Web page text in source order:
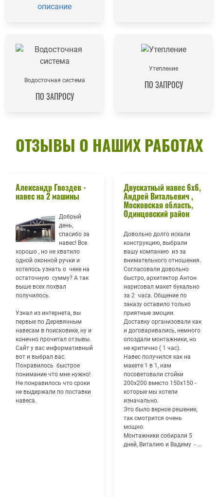
описание
Водосточная система
ПО ЗАПРОСУ
Утепление
ПО ЗАПРОСУ
ОТЗЫВЫ О НАШИХ РАБОТАХ
Александр Гвоздев -
навес на 2 машины
Добрый
день,
спасибо за
навес! Все
хорошо , но не хватило
одной оконной ручки и
хотелось узнать о чеке на
остаточную сумму? А так
выше всех похвал
получилось.
Узнал из интернета, вы
первые по Деревянным
навесам в поисковике, ну и
конечно прочитал отзывы.
Сайт у вас информативный
вот и выбрал вас.
Понравилось быстрое
понимание что мне нужно!
Не понравилось что сроки
не выдержали по поставки
навеса.
Двускатный навес 6х6,
Андрей Витальевич ,
Московская область,
Одинцовский район
Довольно долго искали
конструкцию, выбрали
вашу компанию из за
внимательного отношения.
Согласовали довольно
быстро, архитектор Антон
нарисовал макет букально
за 2 часа. Общение по
заказу оставило только
приятные эмоции.
Доставку организовали как
и договаривались, немного
опоздали монтажники, но
не критично ( 1 час).
Навес получился как на
макете 1 в 1, нам
посоветовали стойки
200х200 вместо 150х150 -
которые мы хотели
изначально.
Это было верное решение,
так смотрится очень
мощно.
Монтажники собирали 5
дней, Виталию и Вадиму - ...